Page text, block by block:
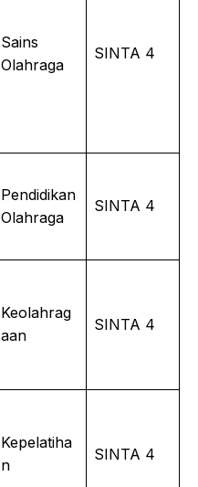
Sains
Olahraga
SINTA 4
Pendidikan
Olahraga
SINTA 4
Keolahrag
aan
SINTA 4
Kepelatiha
n
SINTA 4